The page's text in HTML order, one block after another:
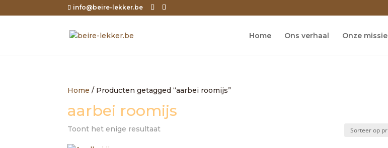
info@beire-lekker.be
Home Ons verhaal Onze missie
Home / Producten getagged “aarbei roomijs”
aarbei roomijs
Toont het enige resultaat